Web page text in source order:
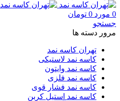
0 مورد 0 تومان
جستجو
مرور دسته ها
تهران کاسه نمد
کاسه نمد لاستیکی
کاسه نمد وایتون
کاسه نمد فلزی
کاسه نمد فشار قوی
کاسه نمد استیل کربن